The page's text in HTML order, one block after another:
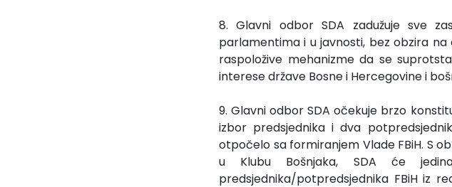
8. Glavni odbor SDA zadužuje sve
parlamentima i u javnosti, bez obzira
raspoložive mehanizme da se
interese države Bosne i Hercegovine i
9. Glavni odbor SDA očekuje brzo
izbor predsjednika i dva
otpočelo sa formiranjem Vlade FBiH. S
u Klubu Bošnjaka, SDA će
predsjednika/potpredsjednika FBiH iz